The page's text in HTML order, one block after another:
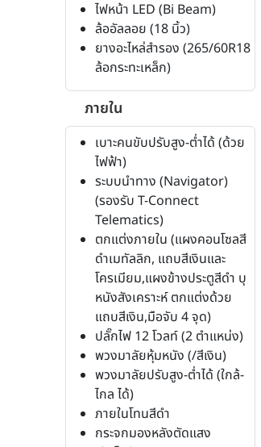
ไฟหน้า LED (Bi Beam)
ล้ออัลลอย (18 นิ้ว)
ยางอะไหล่สำรอง (265/60R18
ล้อกระทะเหล็ก)
ภายใน
เบาะคนขับปรับสูง-ต่ำได้ (ด้วย
ไฟฟ้า)
ระบบนำทาง (Navigator)
(รองรับ T-Connect
Telematics)
ตกแต่งภายใน (แผงคอนโซลสี
ดำเมทัลลิก, แถบสีเงินและ
โครเมียม,แผงข้างประตูสีดำ บุ
หนังสังเคราะห์ ตกแต่งด้วย
แถบสีเงิน,มือจับ 4 จุด)
ปลั๊กไฟ 12 โวลท์ (2 ตำแหน่ง)
พวงมาลัยหุ้มหนัง (/สีเงิน)
พวงมาลัยปรับสูง-ต่ำได้ (ใกล้-
ไกล ได้)
ภายในโทนสีดำ
กระจกมองหลังตัดแสง